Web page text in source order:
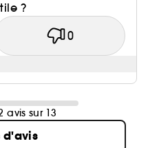
?
0
avis sur 13
d'avis